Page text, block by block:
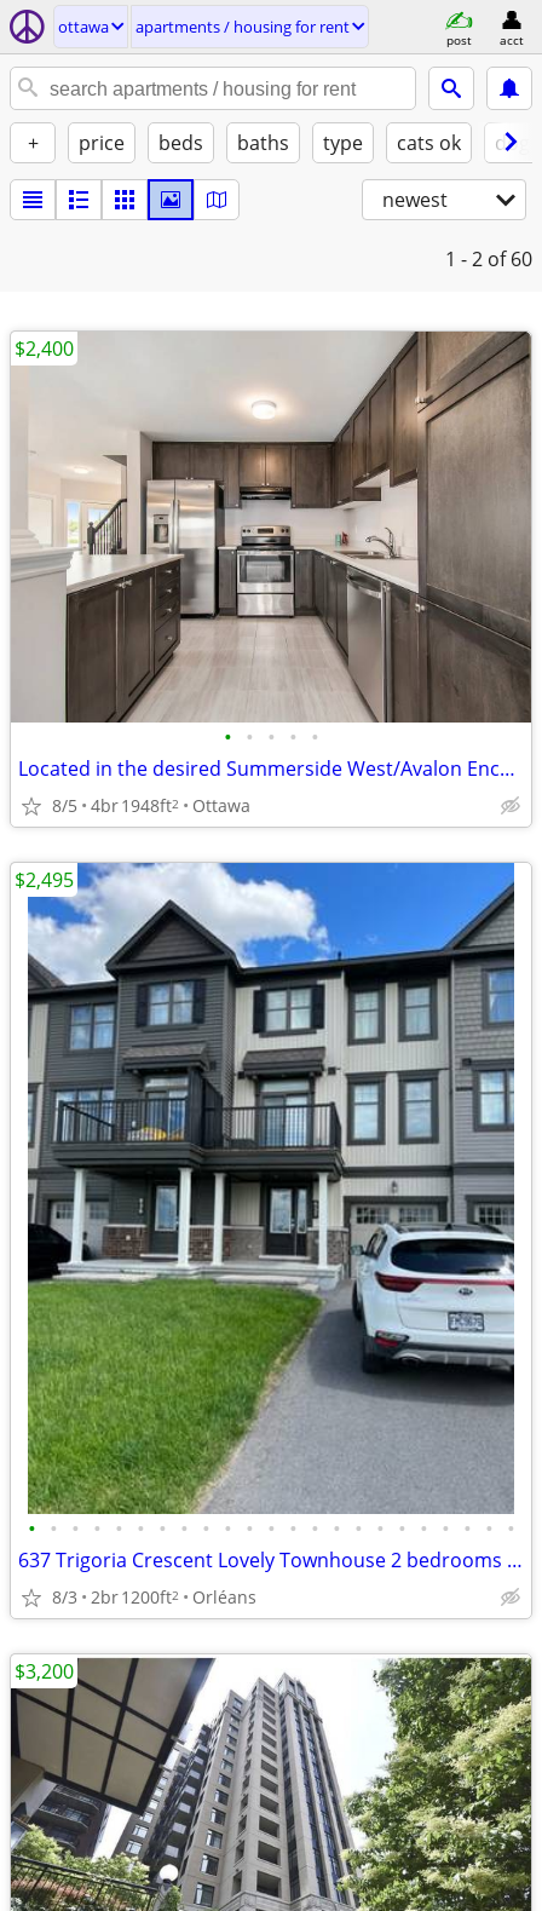
ottawa apartments / housing for rent
post acct
+ price beds baths type cats ok
newest
1 - 2 of 60
• • • • •
Located in the desired Summerside West/Avalon Encore Community, this stylish, ne
8/5 4br1948ft2 Ottawa
$2,400
• • • • • • • • • • • • • • • • • • • • • • •
637 Trigoria Crescent Lovely Townhouse 2 bedrooms Available August 1st
8/3 2br1200ft2 Orléans
$2,495
$3,200